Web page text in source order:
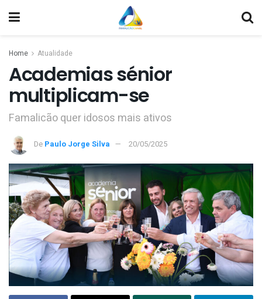
Home Atualidade
Academias sénior
multiplicam-se
Famalicão quer idosos mais ativos
De Paulo Jorge Silva 20/05/2025